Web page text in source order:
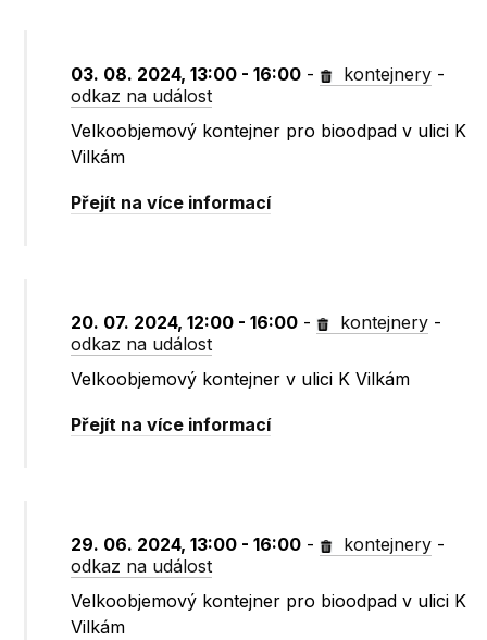
03. 08. 2024, 13:00 - 16:00 - kontejnery -
odkaz na událost
Velkoobjemový kontejner pro bioodpad v ulici K
Vilkám
Přejít na více informací
20. 07. 2024, 12:00 - 16:00 - kontejnery -
odkaz na událost
Velkoobjemový kontejner v ulici K Vilkám
Přejít na více informací
29. 06. 2024, 13:00 - 16:00 - kontejnery -
odkaz na událost
Velkoobjemový kontejner pro bioodpad v ulici K
Vilkám